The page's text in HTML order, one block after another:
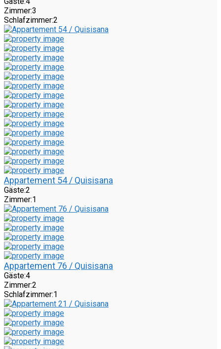
Zimmer:3
Schlafzimmer:2
Appartement 54 / Quisisana
Gäste:2
Zimmer:1
Appartement 76 / Quisisana
Gäste:4
Zimmer:2
Schlafzimmer:1